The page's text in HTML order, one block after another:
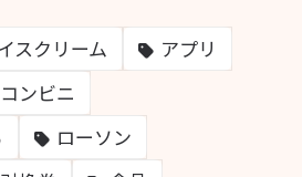
スクリーム
アプリ
コンビニ
ローソン